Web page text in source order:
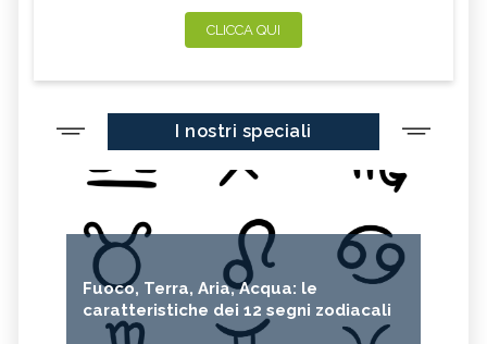
CLICCA QUI
I nostri speciali
Fuoco, Terra, Aria, Acqua: le
caratteristiche dei 12 segni zodiacali